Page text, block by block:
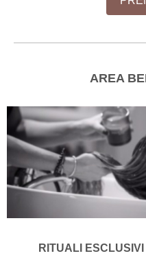
AREA
RITUALI